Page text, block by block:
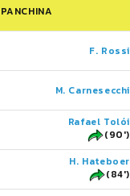
PANCHINA
F. Rossi
M. Carnesecchi
Rafael Tolói
(90')
H. Hateboer
(84')